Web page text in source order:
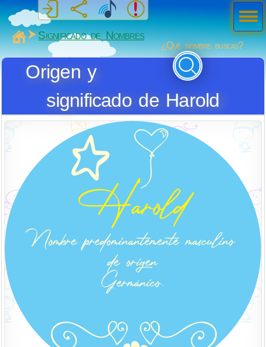
MiSabueso
Significado de Nombres
¿Qué nombre buscas?
Origen y
significado de Harold
Men
ú